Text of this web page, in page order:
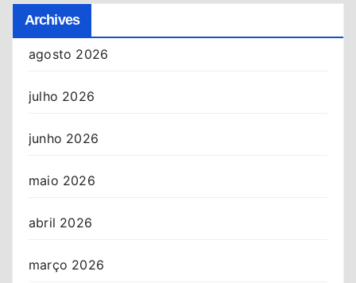
Archives
agosto 2026
julho 2026
junho 2026
maio 2026
abril 2026
março 2026